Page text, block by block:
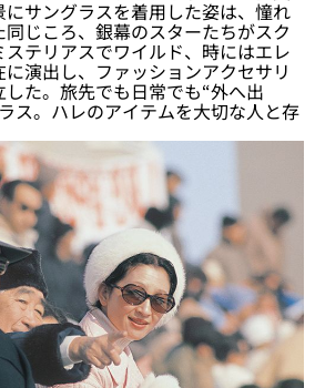
にサングラスを着用した姿は、憧れ
じころ、銀幕のスターたちがスク
テリアスでワイルド、時にはエレ
演出し、ファッションアクセサリ
た。旅先でも日常でも“外へ出
ス。ハレのアイテムを大切な人と存